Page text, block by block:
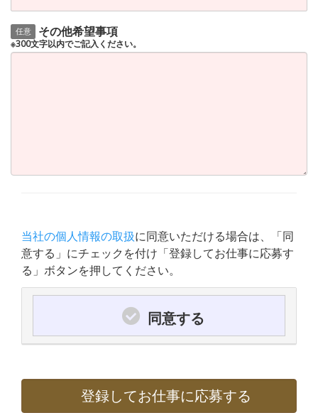
任意 その他希望事項
※300文字以内でご記入ください。
当社の個人情報の取扱に同意いただける場合は、「同
意する」にチェックを付け「登録してお仕事に応募す
る」ボタンを押してください。
同意する